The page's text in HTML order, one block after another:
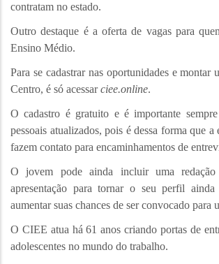
contratam no estado.
Outro destaque é a oferta de vagas para
Ensino Médio.
Para se cadastrar nas oportunidades e montar
Centro, é só acessarciee.online.
O cadastro é gratuito e é importante
pessoais atualizados, pois é dessa forma que
fazem contato para encaminhamentos de
O jovem pode ainda incluir uma
apresentação para tornar o seu perfil
aumentar suas chances de ser convocado para
O CIEE atua há 61 anos criando portas de
adolescentes no mundo do trabalho.